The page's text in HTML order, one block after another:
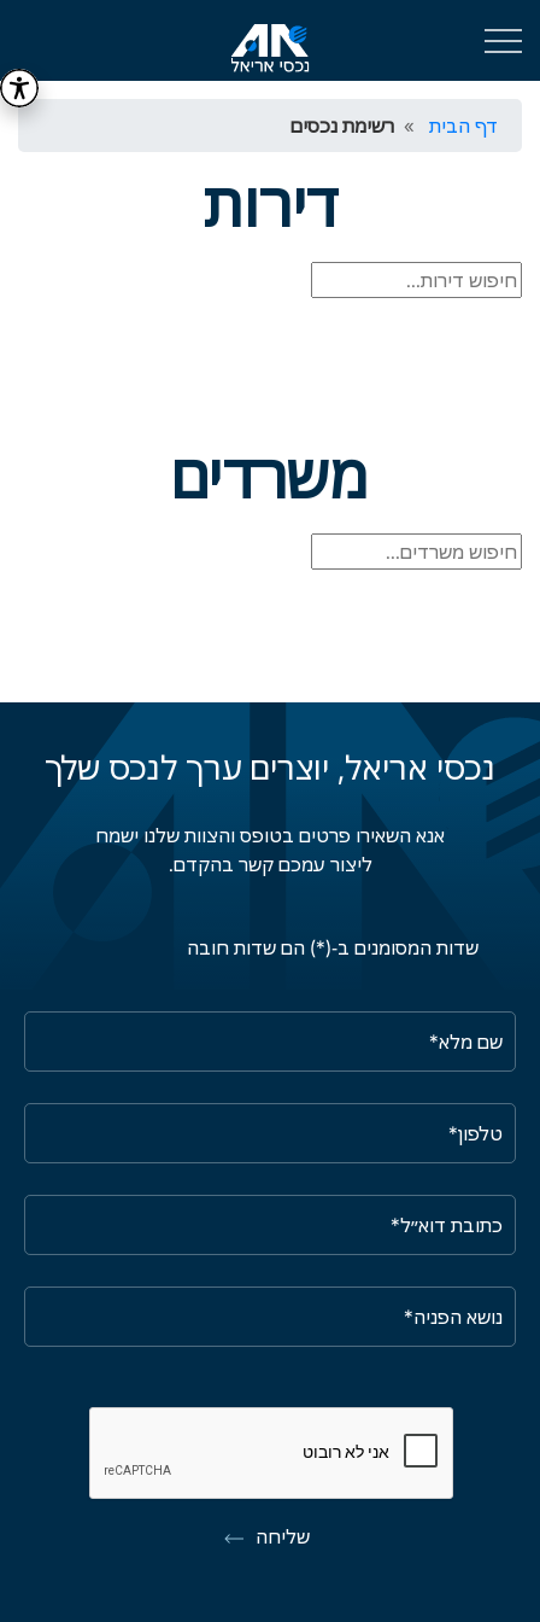
דף הבית רשימת נכסים
דירות
משרדים
נכסי אריאל, יוצרים ערך לנכס שלך
אנא השאירו פרטים בטופס והצוות שלנו ישמח
ליצור עמכם קשר בהקדם.
שדות המסומנים ב-(*) הם שדות חובה
שליחה